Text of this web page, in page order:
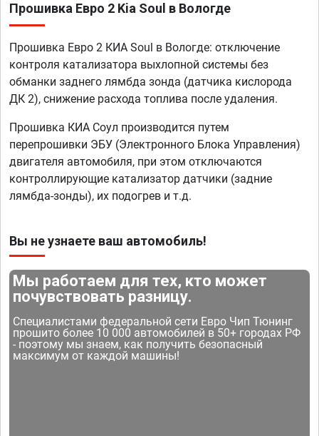
Прошивка Евро 2 Kia Soul в Вологде
Прошивка Евро 2 КИА Soul в Вологде: отключение
контроля катализатора выхлопной системы без
обманки заднего лямбда зонда (датчика кислорода
ДК 2), снижение расхода топлива после удаления.
Прошивка КИА Соул производится путем
перепрошивки ЭБУ (Электронного Блока Управления)
двигателя автомобиля, при этом отключаются
контроллирующие катализатор датчики (задние
лямбда-зонды), их подогрев и т.д.
Вы не узнаете ваш автомобиль!
Мы работаем для тех, кто может
почувствовать разницу.
Специалистами федеральной сети Евро Чип Тюнинг
прошито более 10 000 автомобилей в 50+ городах РФ
- поэтому мы знаем, как получить безопасный
максимум от каждой машины!